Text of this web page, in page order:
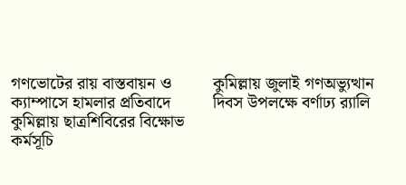
গণভোটের রায় বাস্তবায়ন ও
ক্যাম্পাসে হামলার প্রতিবাদে
কুমিল্লায় ছাত্রশিবিরের বিক্ষোভ
কর্মসূচি
কুমিল্লায় জুলাই গণঅভ্যুত্থান
দিবস উপলক্ষে বর্ণাঢ্য র‍্যালি